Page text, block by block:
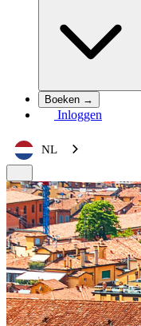
Boeken →
Inloggen
NL